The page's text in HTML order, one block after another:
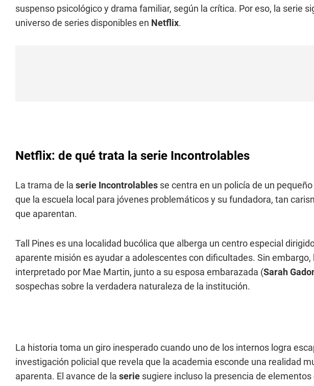
suspenso psicológico y drama familiar, según la crítica. Por eso, la serie
universo de series disponibles en Netflix.
Netflix: de qué trata la serie Incontrolables
La trama de la serie Incontrolables se centra en un policía de un
que la escuela local para jóvenes problemáticos y su fundadora, tan
que aparentan.
Tall Pines es una localidad bucólica que alberga un centro especial
aparente misión es ayudar a adolescentes con dificultades. Sin embargo,
interpretado por Mae Martin, junto a su esposa embarazada (Sarah
sospechas sobre la verdadera naturaleza de la institución.
La historia toma un giro inesperado cuando uno de los internos logra
investigación policial que revela que la academia esconde una realidad
aparenta. El avance de la serie sugiere incluso la presencia de